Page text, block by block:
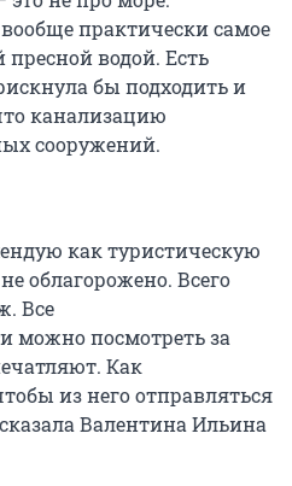
практически самое
пресной водой. Есть
бы подходить и
канализацию
сооружений.
как туристическую
облагорожено. Всего
Все
можно посмотреть за
Как
из него отправляться
Валентина Ильина